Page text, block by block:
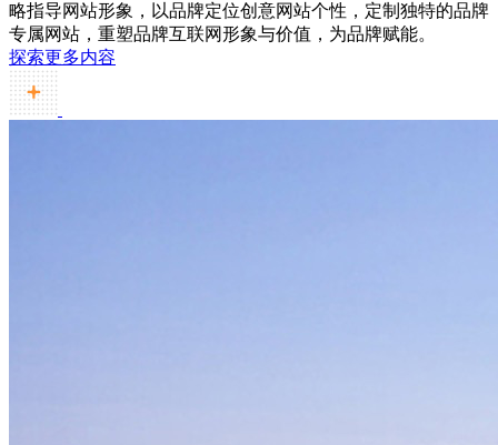
略指导网站形象，以品牌定位创意网站个性，定制独特的品牌
专属网站，重塑品牌互联网形象与价值，为品牌赋能。
探索更多内容